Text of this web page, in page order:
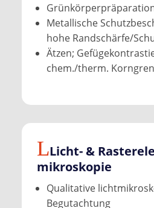
Metallische
hohe Randschärfe/
Ätzen;
chem./therm.
Licht- &
mikroskopie
Qualitative
Begutachtung